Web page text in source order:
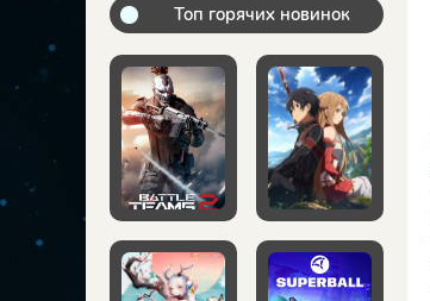
Топ горячих новинок